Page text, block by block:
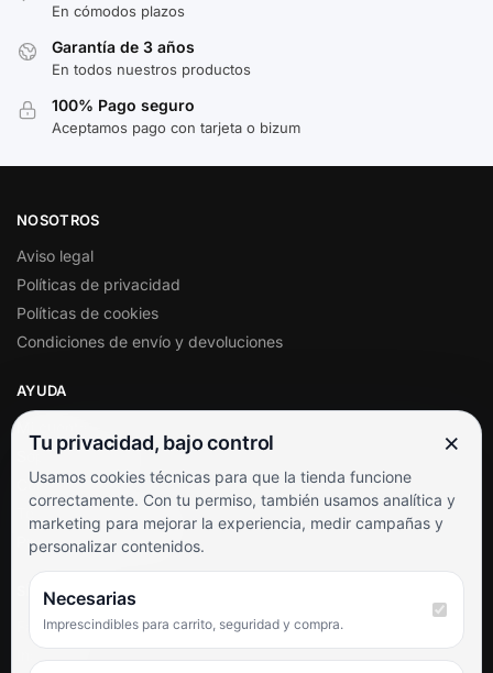
En cómodos plazos
Garantía de 3 años
En todos nuestros productos
100% Pago seguro
Aceptamos pago con tarjeta o bizum
NOSOTROS
Aviso legal
Políticas de privacidad
Políticas de cookies
Condiciones de envío y devoluciones
AYUDA
Soporte al cliente
Contacto
Términos y condiciones
Preguntas frecuentes
SÍGUENOS
Facebook
Tu privacidad, bajo control ×
Usamos cookies técnicas para que la tienda funcione
correctamente. Con tu permiso, también usamos analítica y
marketing para mejorar la experiencia, medir campañas y
personalizar contenidos.
Necesarias
Imprescindibles para carrito, seguridad y compra.